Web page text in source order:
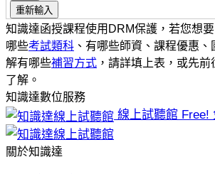
知識達函授課程使用DRM保護，若您想
哪些考試類科 、有哪些師資、課程優惠
解有哪些補習方式 ，請詳填上表，或先前
了解。
知識達數位服務
線上試聽館 Free!
關於知識達